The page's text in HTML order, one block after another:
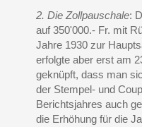
2. Die Zollpauschale:
auf 350'000.- Fr. mit
Jahre 1930 zur
erfolgte aber erst am
geknüpft, dass man
der Stempel- und
Berichtsjahres auch
die Erhöhung für die